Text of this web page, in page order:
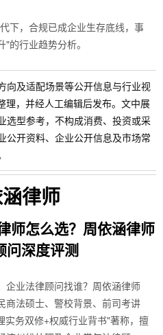
下，合规已成企业生存底线，事
的行业趋势分析。
向及适配场景等公开信息与行业视
理，并经人工编辑后发布。文中展
选型参考，不构成消费、投资或采
公开资料、企业公开信息及市场常
律师
师怎么选？周依涵律师
问深度评测
企业法律顾问找谁？周依涵律师
商法硕士、警校背景、前司考讲
实务双修+权威行业背书"著称，擅